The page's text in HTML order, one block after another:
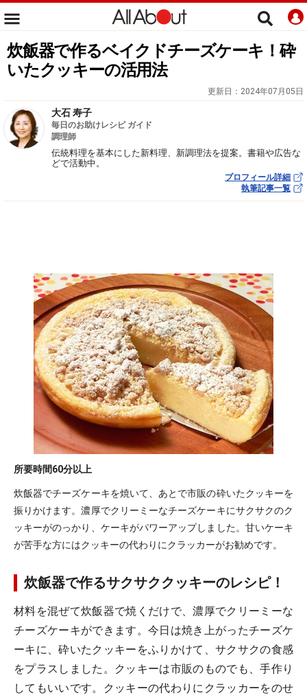
炊飯器で作るベイクドチーズケーキ！砕
いたクッキーの活用法
更新日： 2024年07月05日
大石 寿子
毎日のお助けレシピ ガイド
調理師
伝統料理を基本にした新料理、新調理法を提案。書籍や広告な
どで活動中。
プロフィール詳細
執筆記事一覧
所要時間60分以上
炊飯器でチーズケーキを焼いて、あとで市販の砕いたクッキーを
振りかけます。濃厚でクリーミーなチーズケーキにサクサクのク
ッキーがのっかり、ケーキがパワーアップしました。甘いケーキ
が苦手な方にはクッキーの代わりにクラッカーがお勧めです。
炊飯器で作るサクサククッキーのレシピ！
材料を混ぜて炊飯器で焼くだけで、濃厚でクリーミーな
チーズケーキができます。今日は焼き上がったチーズケ
ーキに、砕いたクッキーをふりかけて、サクサクの食感
をプラスしました。クッキーは市販のものでも、手作り
してもいいです。クッキーの代わりにクラッカーをのせ